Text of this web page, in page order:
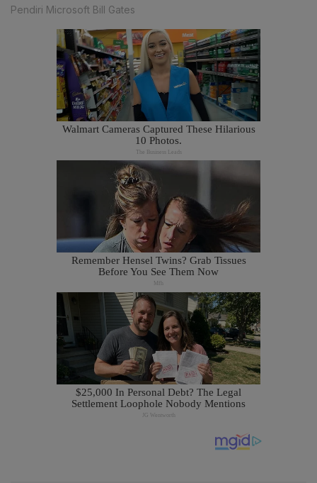
Pendiri Microsoft Bill Gates